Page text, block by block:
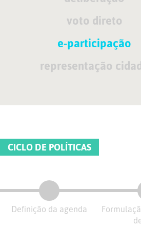
voto direto
e-participação
representação
CICLO DE POLÍTICAS
Definição da agenda